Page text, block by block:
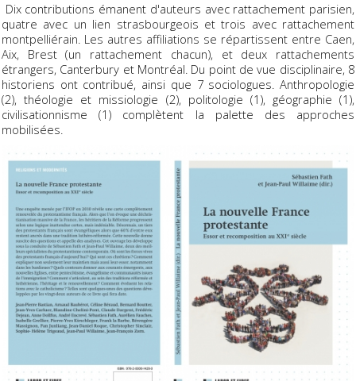
Dix contributions émanent d'auteurs avec rattachement parisien,
quatre avec un lien strasbourgeois et trois avec rattachement
montpelliérain. Les autres affiliations se répartissent entre Caen,
Aix, Brest (un rattachement chacun), et deux rattachements
étrangers, Canterbury et Montréal. Du point de vue disciplinaire, 8
historiens ont contribué, ainsi que 7 sociologues. Anthropologie
(2), théologie et missiologie (2), politologie (1), géographie (1),
civilisationnisme (1) complètent la palette des approches
mobilisées.